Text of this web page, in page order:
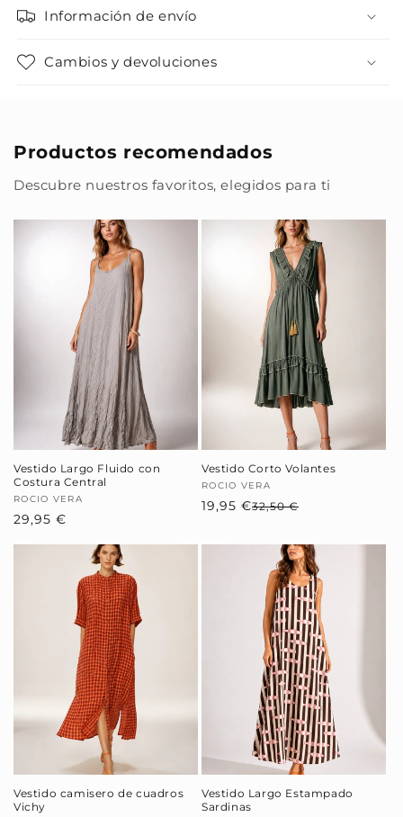
Información de envío
Cambios y devoluciones
Productos recomendados
Descubre nuestros favoritos, elegidos para ti
Vestido Largo Fluido con
Costura Central
Proveedor:
ROCIO VERA
Precio
29,95 €
Vestido Corto Volantes
Proveedor:
ROCIO VERA
32,50 €
oferta
19,95 €
Vestido camisero de cuadros
Vichy
Vestido Largo Estampado
Sardinas